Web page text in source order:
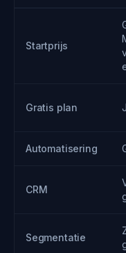
Startprijs
Gratis plan
Automatisering
CRM
Segmentatie